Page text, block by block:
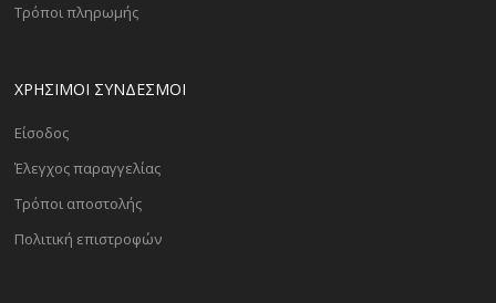
Τρόποι πληρωμής
ΧΡΗΣΙΜΟΙ ΣΥΝΔΕΣΜΟΙ
Είσοδος
Έλεγχος παραγγελίας
Τρόποι αποστολής
Πολιτική επιστροφών